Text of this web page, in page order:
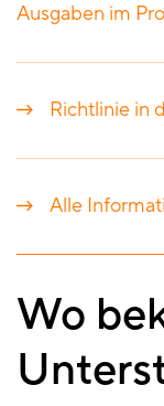
Ausgaben im
Richtlinie in
Alle
Wo